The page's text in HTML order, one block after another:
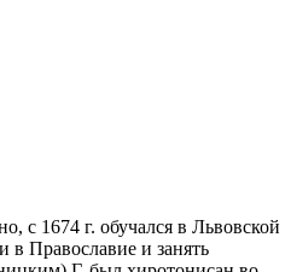
с 1674 г. обучался в Львовской
в Православие и занять